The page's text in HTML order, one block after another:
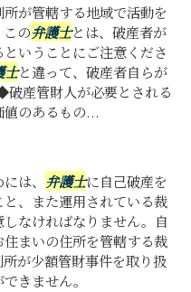
が管轄する地域で活動を
の弁護士とは、破産者が
いうことにご注意くださ
士と違って、破産者自らが
産管財人が必要とされる
のあるもの...
は、 弁護士に自己破産を
、また運用されている裁
なければなりません。自
まいの住所を管轄する裁
が少額管財事件を取り扱
きません。